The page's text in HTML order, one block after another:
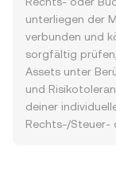
unterliegen der
verbunden und
sorgfältig
Assets unter
und
deiner
Rechts-/Steuer-